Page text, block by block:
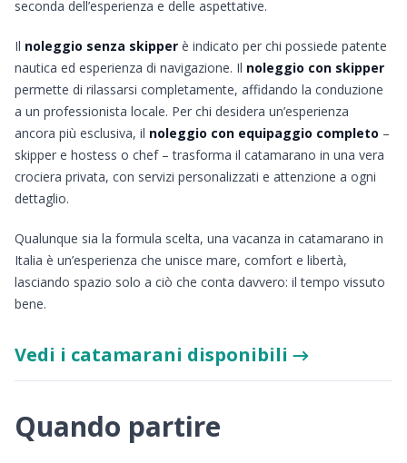
seconda dell’esperienza e delle aspettative.
Il noleggio senza skipper è indicato per chi possiede patente
nautica ed esperienza di navigazione. Il noleggio con skipper
permette di rilassarsi completamente, affidando la conduzione
a un professionista locale. Per chi desidera un’esperienza
ancora più esclusiva, il noleggio con equipaggio completo –
skipper e hostess o chef – trasforma il catamarano in una vera
crociera privata, con servizi personalizzati e attenzione a ogni
dettaglio.
Qualunque sia la formula scelta, una vacanza in catamarano in
Italia è un’esperienza che unisce mare, comfort e libertà,
lasciando spazio solo a ciò che conta davvero: il tempo vissuto
bene.
Vedi i catamarani disponibili →
Quando partire